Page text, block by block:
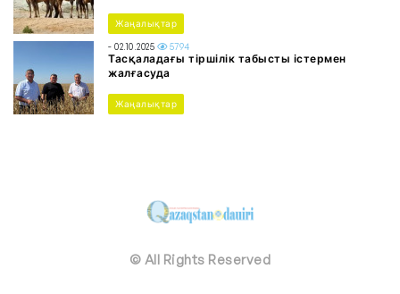
Жаңалықтар
- 02.10.2025 5794
Тасқаладағы тіршілік табысты істермен
жалғасуда
Жаңалықтар
© All Rights Reserved